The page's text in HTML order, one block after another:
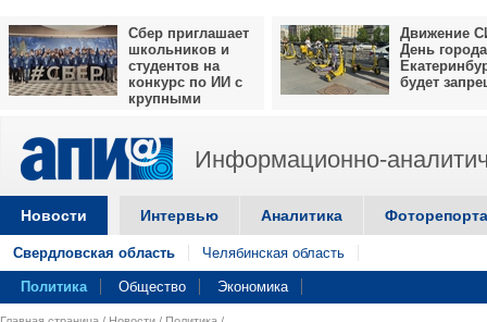
Сбер приглашает
школьников и
студентов на
конкурс по ИИ с
крупными
Движение
День города
будет
Информационно-
Новости Интервью Аналитика
Свердловская область Челябинская область
Политика Общество Экономика